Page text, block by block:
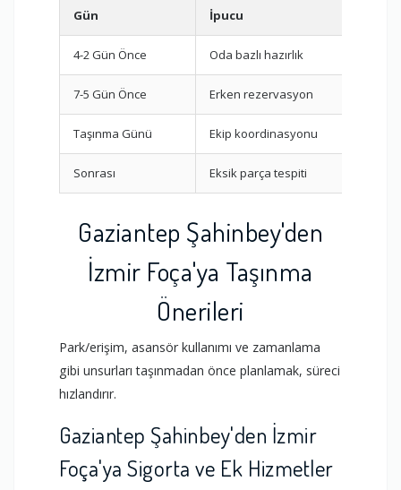
Gün İpucu
4-2 Gün Önce Oda bazlı hazırlık
7-5 Gün Önce Erken rezervasyon
Taşınma Günü Ekip koordinasyonu
Sonrası Eksik parça tespiti
Gaziantep Şahinbey'den
İzmir Foça'ya Taşınma
Önerileri
Park/erişim, asansör kullanımı ve zamanlama
gibi unsurları taşınmadan önce planlamak, süreci
hızlandırır.
Gaziantep Şahinbey'den İzmir
Foça'ya Sigorta ve Ek Hizmetler